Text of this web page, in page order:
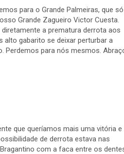
para o Grande Palmeiras, que só
Grande Zagueiro Victor Cuesta.
a prematura derrota aos
alto gabarito se deixar perturbar a
Perdemos para nós mesmos.
que queríamos mais uma vitória e
de derrota estava nas
com a faca entre os